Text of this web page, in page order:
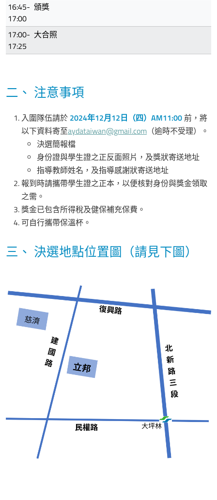
16:45-
17:00
頒獎
17:00-
17:25
大合照
二、 注意事項
入圍隊伍請於 2024年12月12日（四）AM11:00前，將
以下資料寄至aydataiwan@gmail.com （逾時不受理）。
決選簡報檔
身份證與學生證之正反面照片，及獎狀寄送地址
指導教師姓名，及指導感謝狀寄送地址
報到時請攜帶學生證之正本，以便核對身份與獎金領取
之需。
獎金已包含所得稅及健保補充保費。
可自行攜帶保溫杯。
三、 決選地點位置圖（請見下圖）